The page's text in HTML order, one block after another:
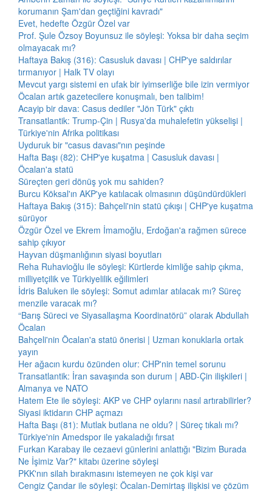
korumanın Şam'dan geçtiğini kavradı"
Evet, hedefte Özgür Özel var
Prof. Şule Özsoy Boyunsuz ile söyleşi: Yoksa bir daha seçim
olmayacak mı?
Haftaya Bakış (316): Casusluk davası | CHP'ye saldırılar
tırmanıyor | Halk TV olayı
Mevcut yargı sistemi en ufak bir iyimserliğe bile izin vermiyor
Öcalan artık gazetecilere konuşmalı, ben talibim!
Acayip bir dava: Casus dediler "Jön Türk" çıktı
Transatlantik: Trump-Çin | Rusya'da muhalefetin yükselişi |
Türkiye'nin Afrika politikası
Uyduruk bir "casus davası"nın peşinde
Hafta Başı (82): CHP'ye kuşatma | Casusluk davası |
Öcalan'a statü
Süreçten geri dönüş yok mu sahiden?
Burcu Köksal'ın AKP'ye katılacak olmasının düşündürdükleri
Haftaya Bakış (315): Bahçeli'nin statü çıkışı | CHP'ye kuşatma
sürüyor
Özgür Özel ve Ekrem İmamoğlu, Erdoğan'a rağmen sürece
sahip çıkıyor
Hayvan düşmanlığının siyasi boyutları
Reha Ruhavioğlu ile söyleşi: Kürtlerde kimliğe sahip çıkma,
milliyetçilik ve Türkiyelilik eğilimleri
İdris Baluken ile söyleşi: Somut adımlar atılacak mı? Süreç
menzile varacak mı?
“Barış Süreci ve Siyasallaşma Koordinatörü” olarak Abdullah
Öcalan
Bahçeli'nin Öcalan'a statü önerisi | Uzman konuklarla ortak
yayın
Her ağacın kurdu özünden olur: CHP'nin temel sorunu
Transatlantik: İran savaşında son durum | ABD-Çin ilişkileri |
Almanya ve NATO
Hatem Ete ile söyleşi: AKP ve CHP oylarını nasıl artırabilirler?
Siyasi iktidarın CHP açmazı
Hafta Başı (81): Mutlak butlana ne oldu? | Süreç tıkalı mı?
Türkiye'nin Amedspor ile yakaladığı fırsat
Furkan Karabay ile cezaevi günlerini anlattığı "Bizim Burada
Ne İşimiz Var?" kitabı üzerine söyleşi
PKK'nın silah bırakmasını istemeyen ne çok kişi var
Cengiz Çandar ile söyleşi: Öcalan-Demirtaş ilişkisi ve çözüm